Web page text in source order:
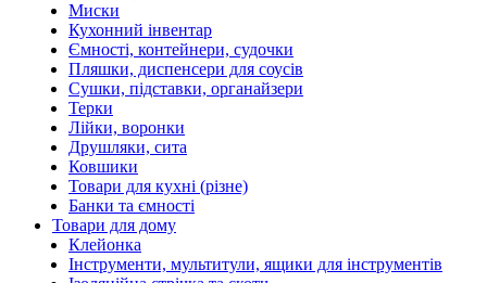
Миски
Кухонний інвентар
Ємності, контейнери, судочки
Пляшки, диспенсери для соусів
Сушки, підставки, органайзери
Терки
Лійки, воронки
Друшляки, сита
Ковшики
Товари для кухні (різне)
Банки та ємності
Товари для дому
Клейонка
Інструменти, мультитули, ящики для інструментів